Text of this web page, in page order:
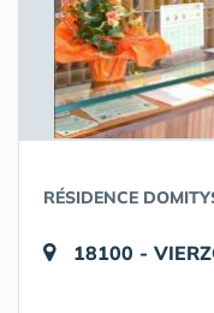
RÉSIDENCE
18100 -